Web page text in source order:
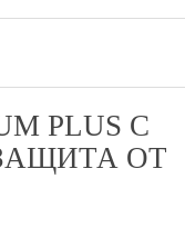
PLUS С
ОТ